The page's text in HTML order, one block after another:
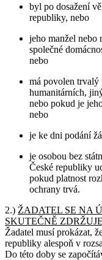
byl po dosažení
republiky, nebo
jeho manžel nebo
společné
nebo
má povolen trvalý
humanitárních,
nebo pokud je
nebo
je ke dni podání
je osobou bez
České republiky
pokud platnost
ochrany trvá.
2.) ŽADATEL SE NA
SKUTEČNĚ ZDRŽUJE
Žadatel musí prokázat,
republiky alespoň v
Do této doby se